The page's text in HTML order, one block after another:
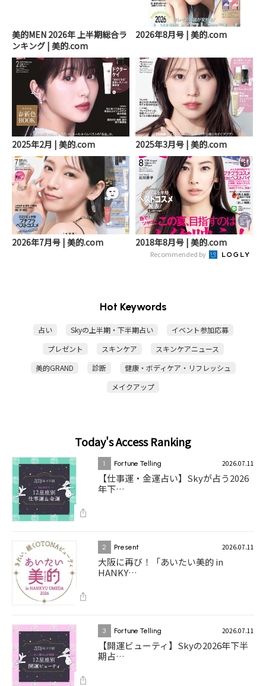
美的MEN 2026年 上半期総合ラ
ンキング | 美的.com
2026年8月号 | 美的.com
2025年2月 | 美的.com 2025年3月号 | 美的.com
2026年7月号 | 美的.com 2018年8月号 | 美的.com
Recommended by
Hot Keywords
占い Skyの上半期・下半期占い
イベント参加応募
プレゼント
スキンケア
スキンケアニュース
美的GRAND
診断
健康・ボディケア・リフレッシュ
メイクアップ
Today's Access Ranking
1 Fortune Telling 2026.07.11
【仕事運・金運占い】Skyが占う2026
年下…
2 Present 2026.07.11
大阪に再び！「あいたい美的 in
HANKY…
3 Fortune Telling 2026.07.11
【開運ビューティ】Skyの2026年下半
期占…